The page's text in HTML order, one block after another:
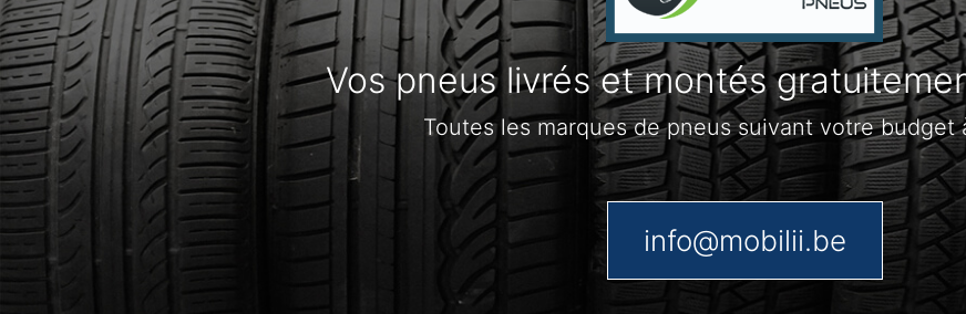
Vos pneus livrés et montés
Toutes les marques de pneus suivant votre budget
info@mobilii.be